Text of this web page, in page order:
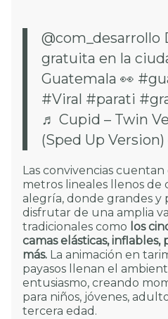
@com_desarrollo
gratuita en la
Guatemala 👀
#Viral #parati
♬ Cupid – Twin
(Sped Up Version)
Las convivencias cuentan
metros lineales llenos de
alegría, donde grandes
disfrutar de una amplia
tradicionales como los
camas elásticas,
más. La animación en
payasos llenan el
entusiasmo, creando
para niños, jóvenes,
tercera edad.